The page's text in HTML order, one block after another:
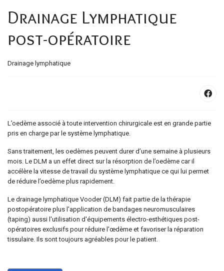
Drainage Lymphatique
post-opératoire
Drainage lymphatique
L’oedème associé à toute intervention chirurgicale est en grande partie
pris en charge par le système lymphatique.
Sans traitement, les oedèmes peuvent durer d’une semaine à plusieurs
mois. Le DLM a un effet direct sur la résorption de l’oedème car il
accélère la vitesse de travail du système lymphatique ce qui lui permet
de réduire l’oedème plus rapidement.
Le drainage lymphatique Vooder (DLM) fait partie de la thérapie
postopératoire plus l'application de bandages neuromusculaires
(taping) aussi l'utilisation d'équipements électro-esthétiques post-
opératoires exclusifs pour réduire l'œdème et favoriser la réparation
tissulaire. Ils sont toujours agréables pour le patient.